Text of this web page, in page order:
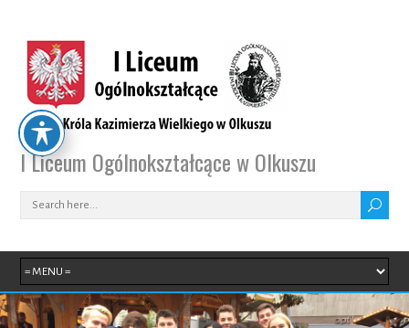
I Liceum Ogólnokształcące w Olkuszu